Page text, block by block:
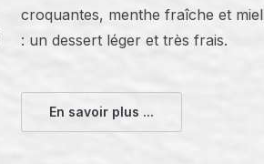
croquantes, menthe fraîche et miel
: un dessert léger et très frais.
En savoir plus ...